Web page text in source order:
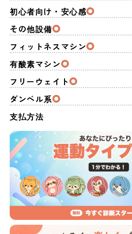
初心者向け・安心感
その他設備
フィットネスマシン
有酸素マシン
フリーウェイト
ダンベル系
支払方法